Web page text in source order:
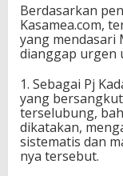
Berdasarkan
Kasamea.com,
yang mendasari
dianggap urgen
1. Sebagai Pj
yang
terselubung,
dikatakan,
sistematis dan
nya tersebut.